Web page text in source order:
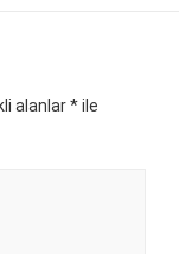
alanlar*ile